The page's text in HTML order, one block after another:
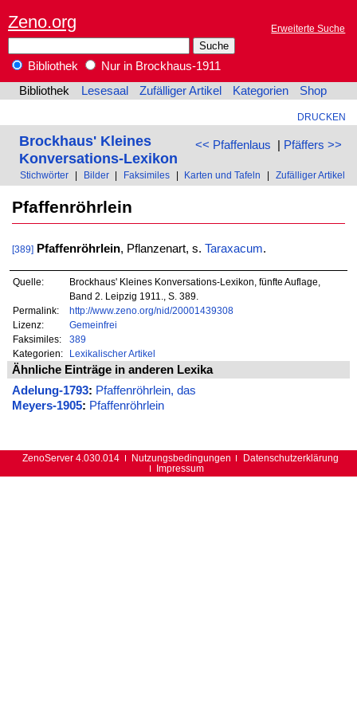
Zeno.org Erweiterte Suche
Bibliothek
Nur in Brockhaus-1911
Bibliothek
Lesesaal Zufälliger Artikel Kategorien Shop
DRUCKEN
<< Pfaffenlaus | Pfäffers >>
Brockhaus' Kleines
Konversations-Lexikon
Stichwörter Bilder Faksimiles Karten und Tafeln Zufälliger Artikel
Pfaffenröhrlein
[389] Pfaffenröhrlein, Pflanzenart, s. Taraxacum.
Quelle:
Brockhaus' Kleines Konversations-Lexikon, fünfte Auflage,
Band 2. Leipzig 1911., S. 389.
Permalink:
http://www.zeno.org/nid/20001439308
Lizenz:
Gemeinfrei
Faksimiles:
389
Kategorien:
Lexikalischer Artikel
Ähnliche Einträge in anderen Lexika
Adelung-1793: Pfaffenröhrlein, das
Meyers-1905: Pfaffenröhrlein
ZenoServer 4.030.014 Nutzungsbedingungen
Datenschutzerklärung
Impressum